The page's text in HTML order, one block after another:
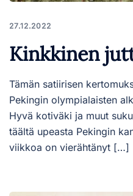
27.12.2022
Kinkkinen
Tämän satiirisen
Pekingin olympialaisten
Hyvä kotiväki ja muut
täältä upeasta Pekingin
viikkoa on vierähtänyt […]